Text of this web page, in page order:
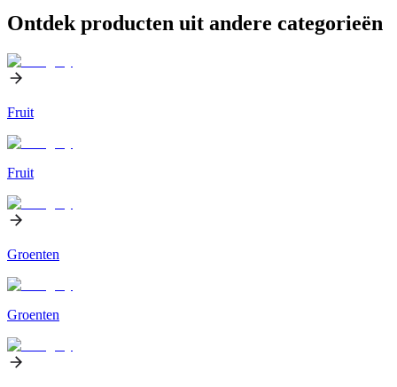
Ontdek producten uit andere categorieën
Fruit
Fruit
Groenten
Groenten